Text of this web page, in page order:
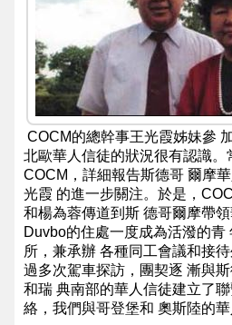
NCCC
Facebook
page
NCCC
NextGen
Homepage
NCCC
NextGen
Facebook
page
COCM的總幹事王光霞姊妹參
北歐華人信徒的狀況很有認識。
COCM，詳細報告斯德哥 爾摩
光霞 的進一步關注。於是，
和楊為蓉傳道到斯 德哥爾摩帶
Duvbo的住處一度成為活潑的青
所，兼承辦 各種同工會議和接
過多次駕車探訪，團契逐 漸與
和瑞 典南部的華人信徒建立了
絡，我們與哥登堡和 奧斯陸的華